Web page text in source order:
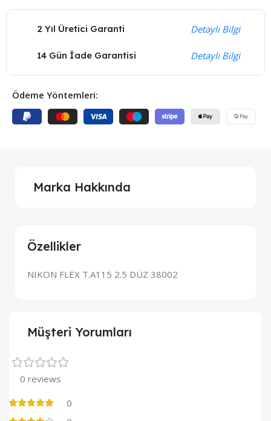
2 Yıl Üretici Garanti Detaylı Bilgi
14 Gün İade Garantisi Detaylı Bilgi
Ödeme Yöntemleri:
Özellikler
NIKON FLEX T.A115 2.5 DÜZ 38002
Marka Hakkında
Müşteri Yorumları
0 reviews
0